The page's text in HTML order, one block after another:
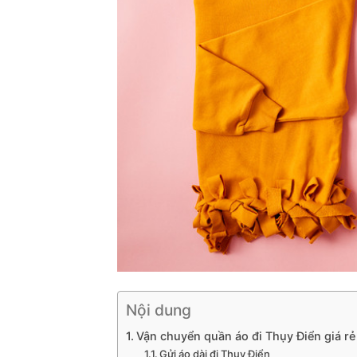
Nội dung
Vận chuyển quần áo đi Thụy Điển giá rẻ
Gửi áo dài đi Thụy Điển